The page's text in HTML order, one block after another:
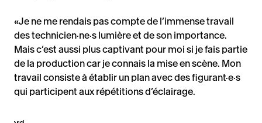
«Je ne me rendais pas compte de l’immense travail
des technicien·ne·s lumière et de son importance.
Mais c’est aussi plus captivant pour moi si je fais partie
de la production car je connais la mise en scène. Mon
travail consiste à établir un plan avec des figurant·e·s
qui participent aux répétitions d’éclairage.